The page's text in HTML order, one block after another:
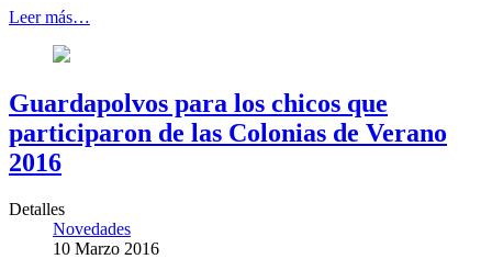
Leer más…
Guardapolvos para los chicos que
participaron de las Colonias de Verano
2016
Detalles
Novedades
10 Marzo 2016